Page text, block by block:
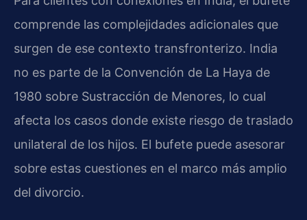
comprende las complejidades adicionales que
surgen de ese contexto transfronterizo. India
no es parte de la Convención de La Haya de
1980 sobre Sustracción de Menores, lo cual
afecta los casos donde existe riesgo de traslado
unilateral de los hijos. El bufete puede asesorar
sobre estas cuestiones en el marco más amplio
del divorcio.